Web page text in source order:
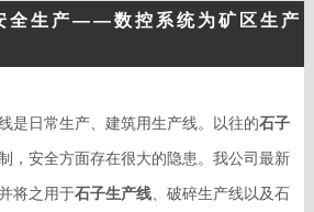
全生产——数控系统为矿区生产
是日常生产、建筑用生产线。以往的石子
，安全方面存在很大的隐患。我公司最新
将之用于石子生产线、破碎生产线以及石